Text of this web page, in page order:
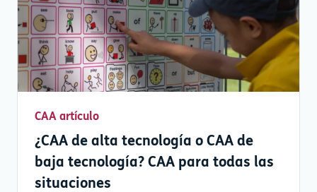
CAA artículo
¿CAA de alta tecnología o CAA de
baja tecnología? CAA para todas las
situaciones